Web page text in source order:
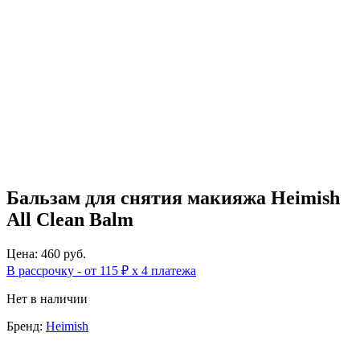
Бальзам для снятия макияжа Heimish
All Clean Balm
Цена: 460 руб.
В рассрочку - от 115 ₽ х 4 платежа
Нет в наличии
Бренд: Heimish